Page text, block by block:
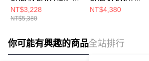
AP 男女 後背包
NF0A8DJJKX7
NT$3,228
NT$5,380
DAYPACK - AP 男女
NT$4,380
你可能有興趣的商品全站排行